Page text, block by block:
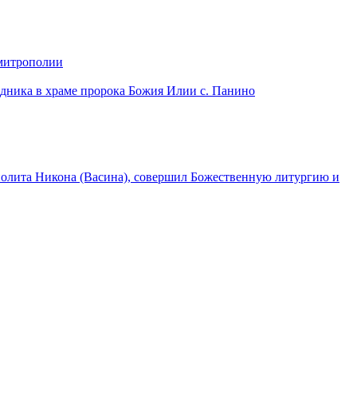
в храме пророка Божия Илии с. Панино
Никона (Васина), совершил Божественную литургию и